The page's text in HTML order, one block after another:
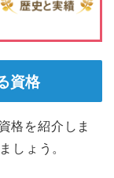
資格
格を紹介しま
しょう。